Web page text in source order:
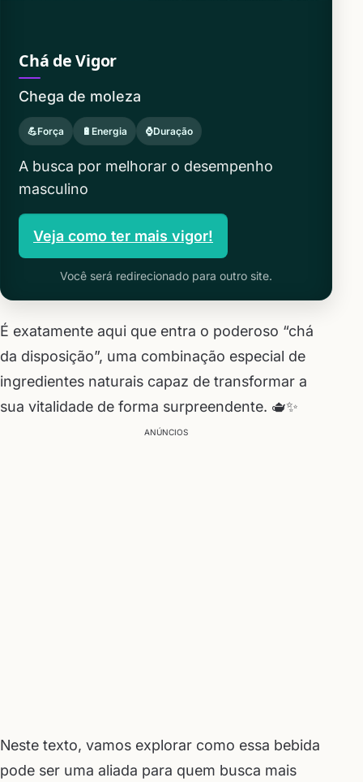
Chá de Vigor
Chega de moleza
💪Força 🔋Energia ⌚Duração
A busca por melhorar o desempenho
masculino
Veja como ter mais vigor!
Você será redirecionado para outro site.
É exatamente aqui que entra o poderoso “chá
da disposição”, uma combinação especial de
ingredientes naturais capaz de transformar a
sua vitalidade de forma surpreendente. 🫖✨
ANÚNCIOS
Neste texto, vamos explorar como essa bebida
pode ser uma aliada para quem busca mais